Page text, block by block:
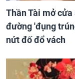
Thần Tài mở
đường 'đụng
nứt đố đổ vách